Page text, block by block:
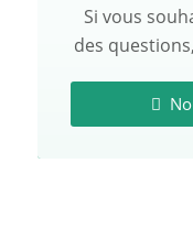
Si vous
des